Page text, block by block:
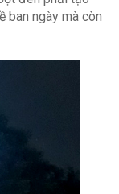
ban ngày mà còn